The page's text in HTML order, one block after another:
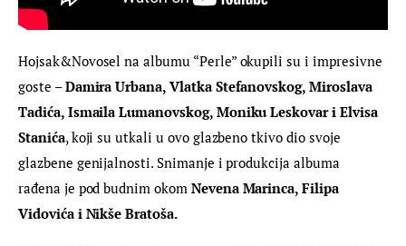
Hojsak&Novosel na albumu “Perle” okupili su i impresivne
goste – Damira Urbana, Vlatka Stefanovskog, Miroslava
Tadića, Ismaila Lumanovskog, Moniku Leskovar i Elvisa
Stanića, koji su utkali u ovo glazbeno tkivo dio svoje
glazbene genijalnosti. Snimanje i produkcija albuma
rađena je pod budnim okom Nevena Marinca, Filipa
Vidovića i Nikše Bratoša.